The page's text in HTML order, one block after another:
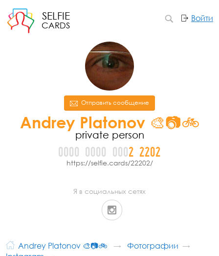
SELFIE
CARDS
Войти
Отправить сообщение
Andrey Platonov 🎨📷🚲
private person
0000 0000 0002 2202
https://selfie.cards/22202/
Я в социальных сетях
Andrey Platonov 🎨📷🚲
Фотографии